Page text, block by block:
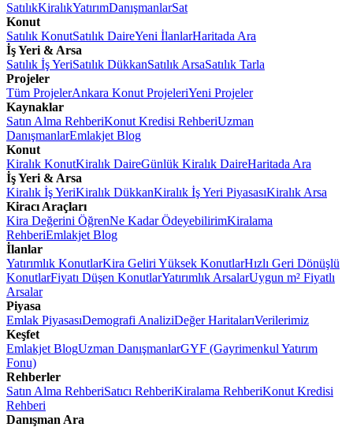
SatılıkKiralıkYatırımDanışmanlarSat
Konut
Satılık KonutSatılık DaireYeni İlanlarHaritada Ara
İş Yeri & Arsa
Satılık İş YeriSatılık DükkanSatılık ArsaSatılık Tarla
Projeler
Tüm ProjelerAnkara Konut ProjeleriYeni Projeler
Kaynaklar
Satın Alma RehberiKonut Kredisi RehberiUzman
DanışmanlarEmlakjet Blog
Konut
Kiralık KonutKiralık DaireGünlük Kiralık DaireHaritada Ara
İş Yeri & Arsa
Kiralık İş YeriKiralık DükkanKiralık İş Yeri PiyasasıKiralık Arsa
Kiracı Araçları
Kira Değerini ÖğrenNe Kadar ÖdeyebilirimKiralama
RehberiEmlakjet Blog
İlanlar
Yatırımlık KonutlarKira Geliri Yüksek KonutlarHızlı Geri Dönüşlü
KonutlarFiyatı Düşen KonutlarYatırımlık ArsalarUygun m² Fiyatlı
Arsalar
Piyasa
Emlak PiyasasıDemografi AnaliziDeğer HaritalarıVerilerimiz
Keşfet
Emlakjet BlogUzman DanışmanlarGYF (Gayrimenkul Yatırım
Fonu)
Rehberler
Satın Alma RehberiSatıcı RehberiKiralama RehberiKonut Kredisi
Rehberi
Danışman Ara